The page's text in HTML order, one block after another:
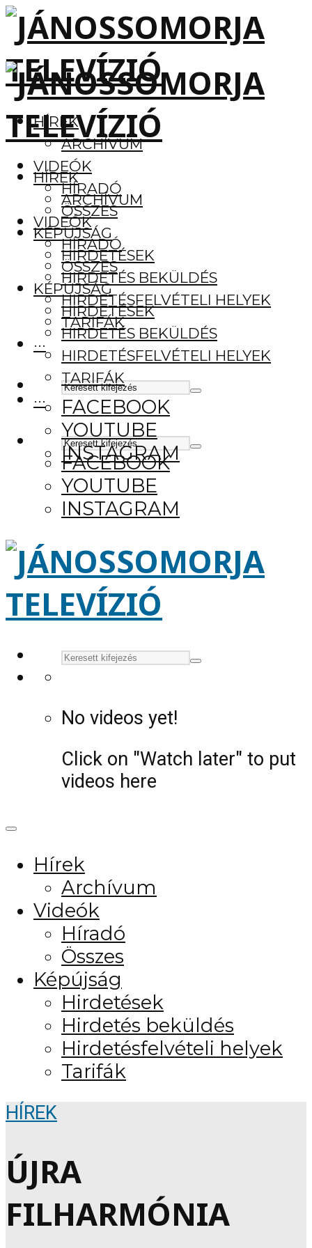
HÍREK
ARCHÍVUM
VIDEÓK
HÍRADÓ
ÖSSZES
KÉPÚJSÁG
HIRDETÉSEK
HIRDETÉS BEKÜLDÉS
HIRDETÉSFELVÉTELI HELYEK
TARIFÁK
···
FACEBOOK
YOUTUBE
INSTAGRAM
HÍREK
ARCHÍVUM
VIDEÓK
HÍRADÓ
ÖSSZES
KÉPÚJSÁG
HIRDETÉSEK
HIRDETÉS BEKÜLDÉS
HIRDETÉSFELVÉTELI HELYEK
TARIFÁK
···
FACEBOOK
YOUTUBE
INSTAGRAM
No videos yet!
Click on "Watch later" to put
videos here
Hírek
Archívum
Videók
Híradó
Összes
Képújság
Hirdetések
Hirdetés beküldés
Hirdetésfelvételi helyek
Tarifák
HÍREK
ÚJRA
FILHARMÓNIA